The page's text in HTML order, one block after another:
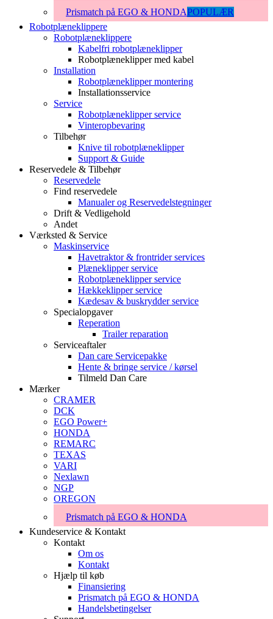
Prismatch på EGO & HONDAPOPULÆR
Robotplæneklippere
Robotplæneklippere
Kabelfri robotplæneklipper
Robotplæneklipper med kabel
Installation
Robotplæneklipper montering
Installationsservice
Service
Robotplæneklipper service
Vinteropbevaring
Tilbehør
Knive til robotplæneklipper
Support & Guide
Reservedele & Tilbehør
Reservedele
Find reservedele
Manualer og Reservedelstegninger
Drift & Vedligehold
Andet
Værksted & Service
Maskinservice
Havetraktor & frontrider services
Plæneklipper service
Robotplæneklipper service
Hækkeklipper service
Kædesav & buskrydder service
Specialopgaver
Reperation
Trailer reparation
Serviceaftaler
Dan care Servicepakke
Hente & bringe service / kørsel
Tilmeld Dan Care
Mærker
CRAMER
DCK
EGO Power+
HONDA
REMARC
TEXAS
VARI
Nexlawn
NGP
OREGON
Prismatch på EGO & HONDA
Kundeservice & Kontakt
Kontakt
Om os
Kontakt
Hjælp til køb
Finansiering
Prismatch på EGO & HONDA
Handelsbetingelser